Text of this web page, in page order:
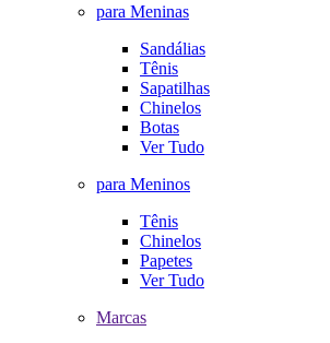
para Meninas
Sandálias
Tênis
Sapatilhas
Chinelos
Botas
Ver Tudo
para Meninos
Tênis
Chinelos
Papetes
Ver Tudo
Marcas